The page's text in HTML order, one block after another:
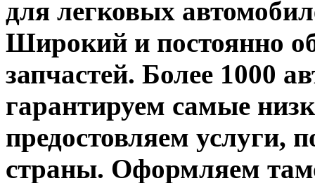
для легковых
Широкий и постоянно
запчастей. Более 1000
гарантируем самые
предостовляем услуги,
страны. Оформляем